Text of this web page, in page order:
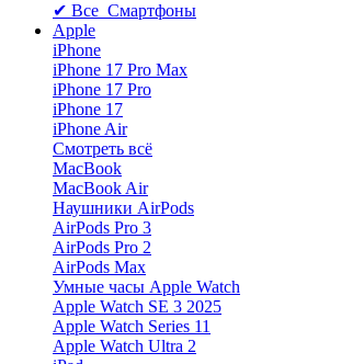
✔ Все Смартфоны
Apple
iPhone
iPhone 17 Pro Max
iPhone 17 Pro
iPhone 17
iPhone Air
Смотреть всё
MacBook
MacBook Air
Наушники AirPods
AirPods Pro 3
AirPods Pro 2
AirPods Max
Умные часы Apple Watch
Apple Watch SE 3 2025
Apple Watch Series 11
Apple Watch Ultra 2